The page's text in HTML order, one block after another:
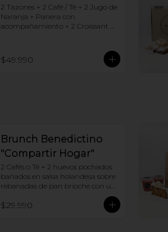
2 Tazones + 2 Café / Té + 2 Jugo de
Naranja + Panera con
acompañamiento + 2 Croissant
Arándano
$49.990
Brunch Benedictino
"Compartir Hogar"
2 Cafés o Té + 2 huevos pochados
bañados en salsa holandesa sobre
rebanadas de pan brioche con un
Tostadas francesas + Croissant de
$29.990